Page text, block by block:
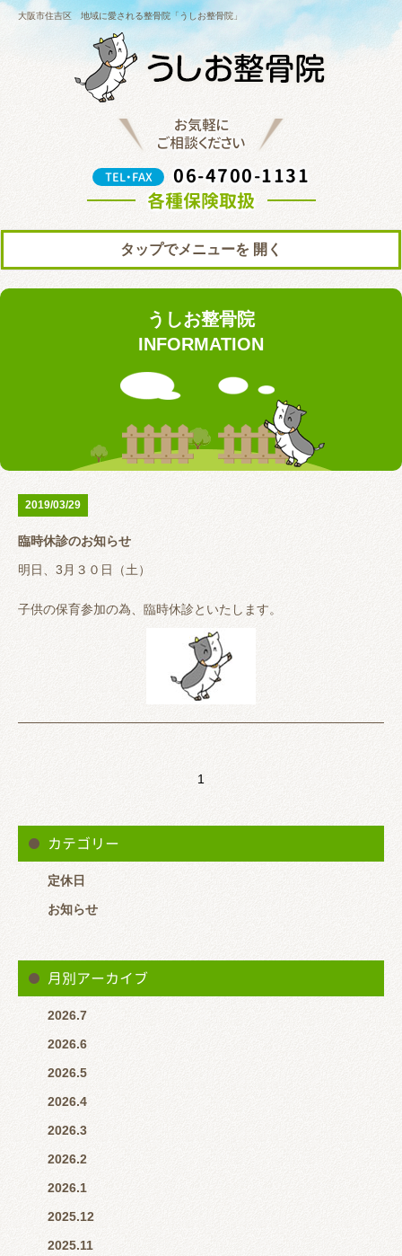
大阪市住吉区 地域に愛される整骨院「うしお整骨院」
お気軽に
ご相談ください
TEL・FAX
06-4700-1131
各種保険取扱
タップでメニューを
料金表
お知らせ
リアライン（骨盤矯正） トレーニング指導
お問い合わせ
うしお整骨院
INFORMATION
2019/03/29
臨時休診のお知らせ
明日、3月３０日（土）
子供の保育参加の為、臨時休診といたします。
ご迷惑をおかけしますがご了承のほどお願いいたします。
また３月３１日（日）は通常通りしておりますので、体の不調が
1
カテゴリー
定休日
お知らせ
月別アーカイブ
2026.7
2026.6
2026.5
2026.4
2026.3
2026.2
2026.1
2025.12
2025.11